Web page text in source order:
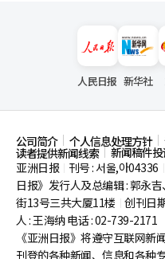
人民日报 新华社
公司简介 个人信息处理方针
读者提供新闻线索
新闻稿件
亚洲日报
刊号 : 서울,아04336
日报》发行人及总编辑 : 郭永
街13号三共大厦11楼 创刊日
人 : 王海纳 电话 : 02-739-2171
《亚洲日报》将遵守互联网新
刊登的各种新闻、信息和各种